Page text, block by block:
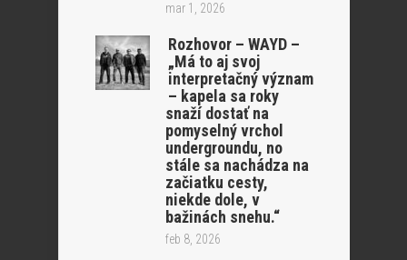
mar 1, 2026
Rozhovor – WAYD –
„Má to aj svoj
interpretačný význam
– kapela sa roky
snaží dostať na
pomyselný vrchol
undergroundu, no
stále sa nachádza na
začiatku cesty,
niekde dole, v
bažinách snehu.“
feb 8, 2026